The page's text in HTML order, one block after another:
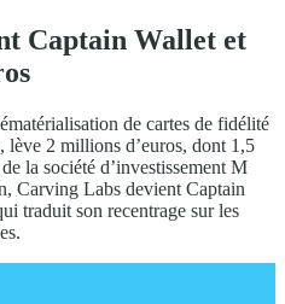
Captain Wallet et
de cartes de fidélité
2 millions d’euros, dont 1,5
la société d’investissement M
Carving Labs devient Captain
traduit son recentrage sur les